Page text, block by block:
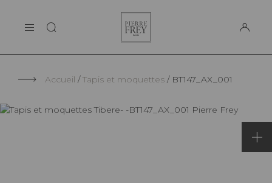
LA MAISON
Frey
Accueil Tapis et moquettes BT147_AX_001